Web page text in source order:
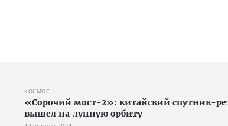
КОСМОС
«Сорочий мост-2»: китайский спутник-
вышел на лунную орбиту